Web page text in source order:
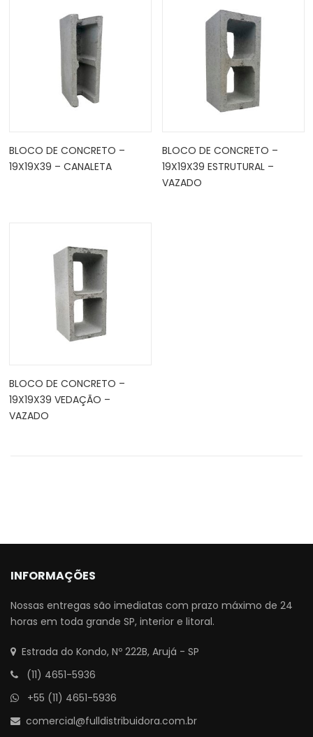
BLOCO DE CONCRETO –
19X19X39 – CANALETA
BLOCO DE CONCRETO –
19X19X39 ESTRUTURAL –
VAZADO
BLOCO DE CONCRETO –
19X19X39 VEDAÇÃO –
VAZADO
INFORMAÇÕES
Nossas entregas são imediatas com prazo máximo de 24
horas em toda grande SP, interior e litoral.
Estrada do Kondo, Nº 222B, Arujá - SP
(11) 4651-5936
+55 (11) 4651-5936
comercial@fulldistribuidora.com.br